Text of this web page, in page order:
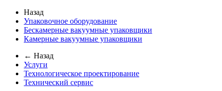
Назад
Упаковочное оборудование
Бескамерные вакуумные упаковщики
Камерные вакуумные упаковщики
← Назад
Услуги
Технологическое проектирование
Технический сервис